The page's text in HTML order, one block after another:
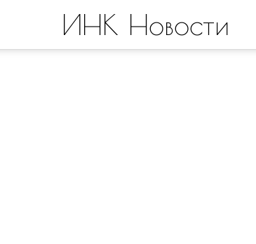
ИНК Новости